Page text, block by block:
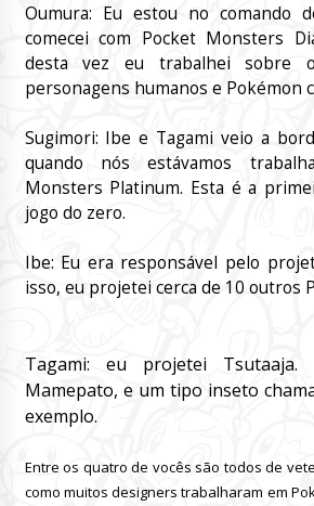
Oumura: Eu estou no comando
comecei com Pocket Monsters
desta vez eu trabalhei sobre
personagens humanos e Pokémon
Sugimori: Ibe e Tagami veio a
quando nós estávamos
Monsters Platinum. Esta é a
jogo do zero.
Ibe: Eu era responsável pelo
isso, eu projetei cerca de 10 outros
Tagami: eu projetei Tsutaaja.
Mamepato, e um tipo inseto
exemplo.
Entre os quatro de vocês são todos de
como muitos designers trabalharam em